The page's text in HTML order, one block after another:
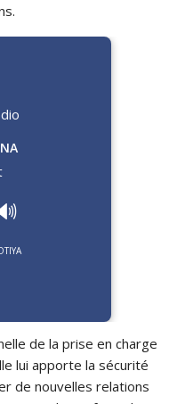
de la prise en charge
lui apporte la sécurité
de nouvelles relations